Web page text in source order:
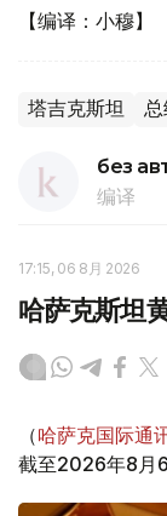
【编译：小穆】
塔吉克斯坦
без
编译
17:15, 06 8月 2026
哈萨克斯坦
（哈萨克国际通
截至2026年8月